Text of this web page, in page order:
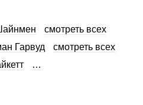
смотреть всех
Гарвуд
смотреть всех
…